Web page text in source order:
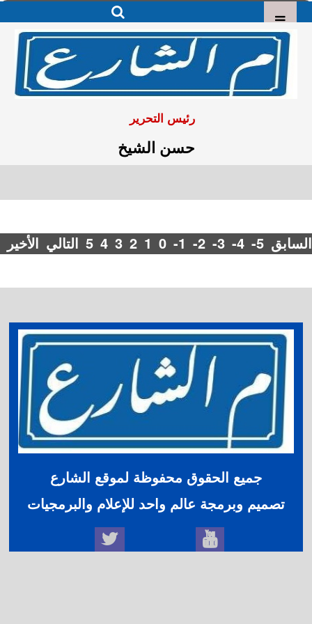
رئيس التحرير
حسن الشيخ
السابق -5
-4
-3
-2
-1
0
1
2
3
4
5 التالي الأخير
جميع الحقوق محفوظة لموقع الشارع
تصميم وبرمجة عالم واحد للإعلام والبرمجيات